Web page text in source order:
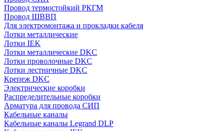
Провод термостойкий РКГМ
Провод ШВВП
Для электромонтажа и прокладки кабеля
Лотки металлические
Лотки IEK
Лотки металлические DKC
Лотки проволочные DKC
Лотки лестничные DKC
Крепеж DKC
Электрические коробки
Распределительные коробки
Арматура для провода СИП
Кабельные каналы
Кабельные каналы Legrand DLP